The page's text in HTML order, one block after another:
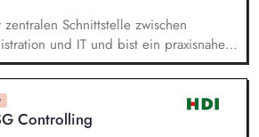
Schnittstelle zwischen
und IT und bist ein praxisnaher
Themenbereichen. In dieser
Bibliothek, entwickelst unser
(FIS) und das institutionelle
(FDM) weiter. Du sicherst die
Controlling